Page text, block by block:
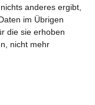
anderes ergibt,
im Übrigen
die sie erhoben
nicht mehr